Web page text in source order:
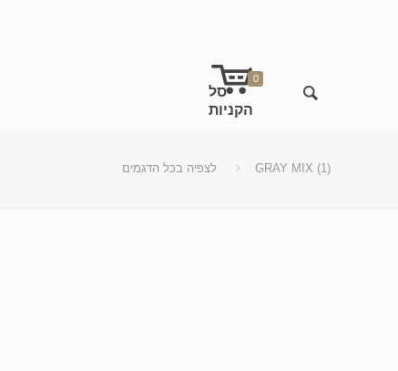
0
לצפיה בכל הדגמים GRAY MIX (1)